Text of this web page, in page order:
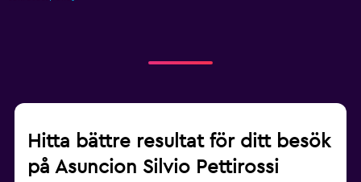
Hitta bättre resultat för ditt besök
på Asuncion Silvio Pettirossi